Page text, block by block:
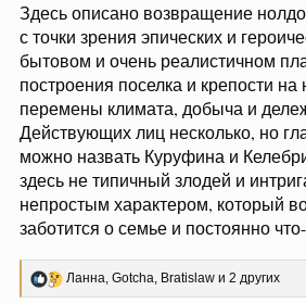
Здесь описано возвращение
с точки зрения эпических и
бытовом и очень реалистичном
построения поселка и крепости
перемены климата, добыча и
Действующих лиц несколько, но
можно назвать Куруфина и
здесь не типичный злодей и
непростым характером, который
заботится о семье и постоянно
Р
е
Ланна, Gotcha, Bratislaw и 2 других